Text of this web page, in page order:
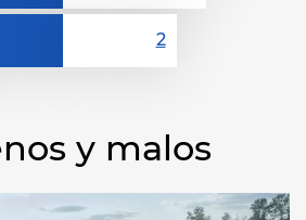
y malos